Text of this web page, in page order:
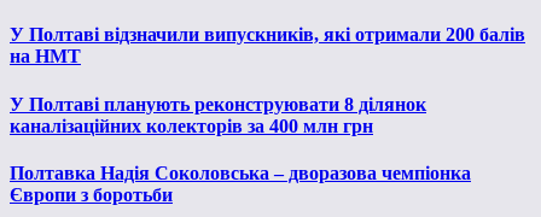
У Полтаві відзначили випускників, які отримали 200 балів
на НМТ
У Полтаві планують реконструювати 8 ділянок
каналізаційних колекторів за 400 млн грн
Полтавка Надія Соколовська – дворазова чемпіонка
Європи з боротьби